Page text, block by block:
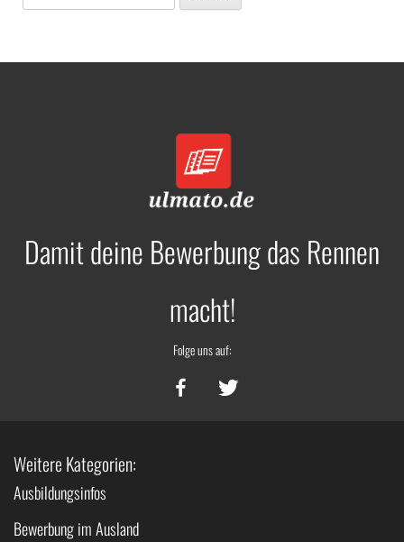
Damit deine Bewerbung das Rennen
macht!
Folge uns auf:
Weitere Kategorien:
Ausbildungsinfos
Bewerbung im Ausland